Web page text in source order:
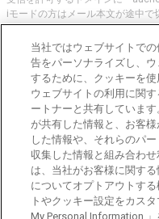
iモードの方はメール本文が途中
文字へ変更してご利用ください
オークネット.jpでは、全国の中古
とに、信頼性の高い中古車情報を
車種・エリア・走行距離等の基本
よる検索、装備品等のオプション
度から探すことが可能です。 国
まに安心と信頼の全国の中古車
東京都公安委
当社ではウェブサイトで
告をパーソナライズし、
するために、クッキーを
ウェブサイトの利用に関
ートナーと共有していま
が共有した情報と、お客
した情報や、それらのパ
収集した情報と組み合わ
は、当社がお客様に関す
についてオプトアウトす
トやクッキー設定をカス
My Personal Information